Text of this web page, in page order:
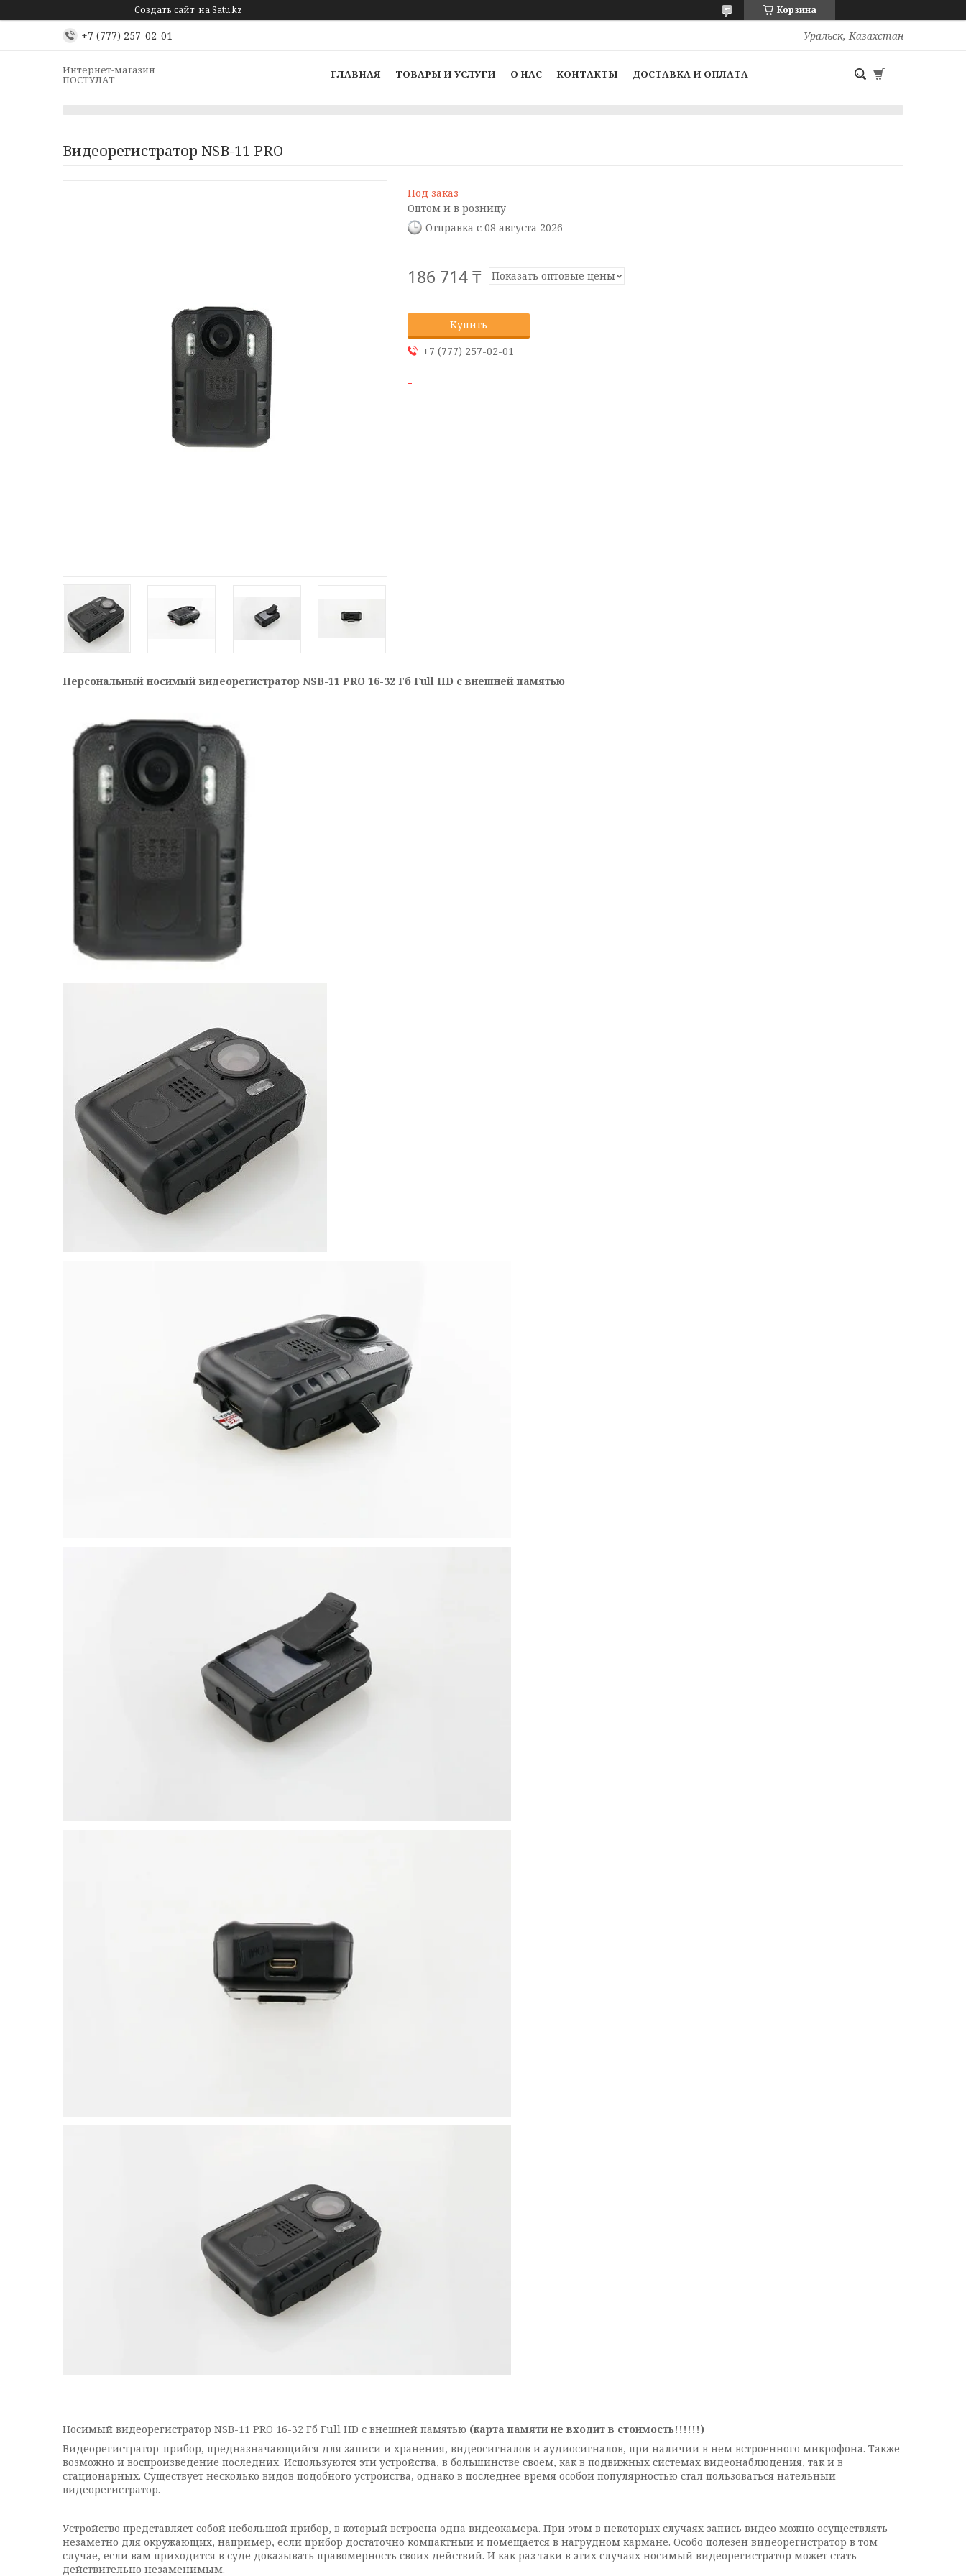
Создать сайт на Satu.kz Корзина
+7 (777) 257-02-01 Уральск, Казахстан
Интернет-магазин
ПОСТУЛАТ ГЛАВНАЯ ТОВАРЫ И УСЛУГИ О НАС КОНТАКТЫ ДОСТАВКА И ОПЛАТА
Видеорегистратор NSB-11 PRO
Под заказ
Оптом и в розницу
Отправка с 08 августа 2026
186 714 ₸ Показать оптовые цены
Купить
+7 (777) 257-02-01
Персональный носимый видеорегистратор NSB-11 PRO 16-32 Гб Full HD с внешней памятью
Носимый видеорегистратор NSB-11 PRO 16-32 Гб Full HD с внешней памятью (карта памяти не входит в стоимость!!!!!!)
Видеорегистратор-прибор, предназначающийся для записи и хранения, видеосигналов и аудиосигналов, при наличии в нем встроенного микрофона. Также
возможно и воспроизведение последних. Используются эти устройства, в большинстве своем, как в подвижных системах видеонаблюдения, так и в
стационарных. Существует несколько видов подобного устройства, однако в последнее время особой популярностью стал пользоваться нательный
видеорегистратор.
Устройство представляет собой небольшой прибор, в который встроена одна видеокамера. При этом в некоторых случаях запись видео можно осуществлять
незаметно для окружающих, например, если прибор достаточно компактный и помещается в нагрудном кармане. Особо полезен видеорегистратор в том
случае, если вам приходится в суде доказывать правомерность своих действий. И как раз таки в этих случаях носимый видеорегистратор может стать
действительно незаменимым.